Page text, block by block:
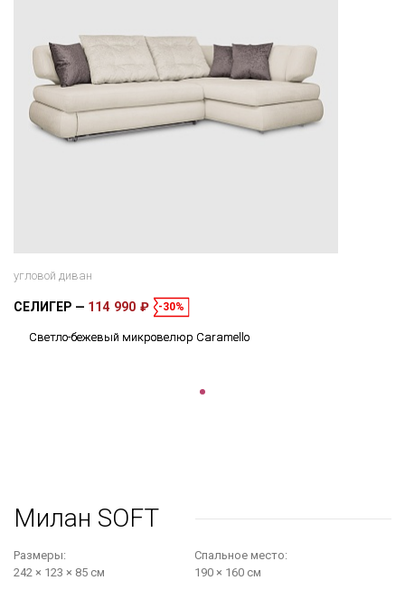
угловой диван
СЕЛИГЕР 114 990 ₽ -30%
Светло-бежевый микровелюр Caramello
Милан SOFT
Размеры:
242 × 123 × 85 см
Cпальное место:
190 × 160 см